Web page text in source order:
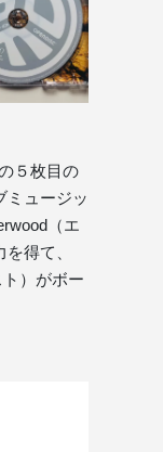
５枚目の
ミュージッ
（エ
得て、
）がボー